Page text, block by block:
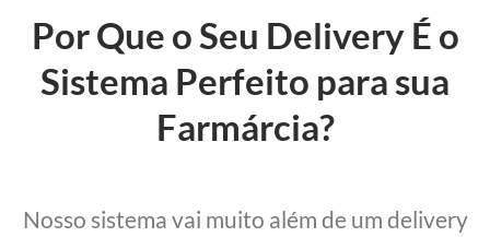
Por Que o Seu Delivery É o
Sistema Perfeito para sua
Farmárcia?
Nosso sistema vai muito além de um delivery